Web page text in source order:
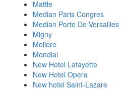
Mattle
Median Paris Congres
Median Porte De Versailies
Migny
Moliere
Mondial
New Hotel Lafayette
New Hotel Opera
New hotel Saint-Lazare